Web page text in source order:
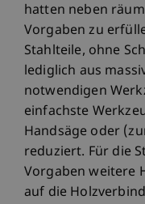
hatten neben
Vorgaben zu
Stahlteile, ohne
lediglich aus
notwendigen
einfachste
Handsäge oder
reduziert. Für die
Vorgaben weitere
auf die